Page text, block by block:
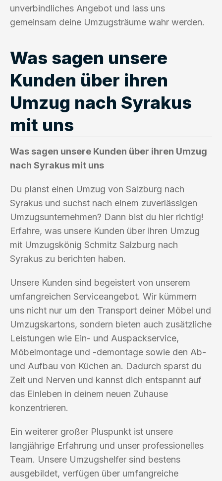
unverbindliches Angebot und lass uns
gemeinsam deine Umzugsträume wahr werden.
Was sagen unsere
Kunden über ihren
Umzug nach Syrakus
mit uns
Was sagen unsere Kunden über ihren Umzug
nach Syrakus mit uns
Du planst einen Umzug von Salzburg nach
Syrakus und suchst nach einem zuverlässigen
Umzugsunternehmen? Dann bist du hier richtig!
Erfahre, was unsere Kunden über ihren Umzug
mit Umzugskönig Schmitz Salzburg nach
Syrakus zu berichten haben.
Unsere Kunden sind begeistert von unserem
umfangreichen Serviceangebot. Wir kümmern
uns nicht nur um den Transport deiner Möbel und
Umzugskartons, sondern bieten auch zusätzliche
Leistungen wie Ein- und Auspackservice,
Möbelmontage und -demontage sowie den Ab-
und Aufbau von Küchen an. Dadurch sparst du
Zeit und Nerven und kannst dich entspannt auf
das Einleben in deinem neuen Zuhause
konzentrieren.
Ein weiterer großer Pluspunkt ist unsere
langjährige Erfahrung und unser professionelles
Team. Unsere Umzugshelfer sind bestens
ausgebildet, verfügen über umfangreiche